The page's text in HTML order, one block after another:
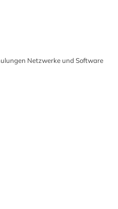
Netzwerke und Software